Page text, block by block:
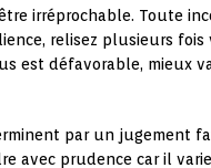
irréprochable. Toute
relisez plusieurs
est défavorable, mieux
par un jugement
avec prudence car il